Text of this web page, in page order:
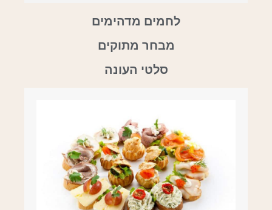
לחמים מדהימים
מבחר מתוקים
סלטי העונה